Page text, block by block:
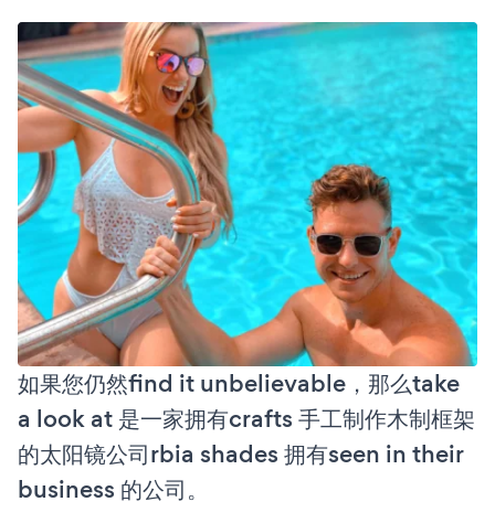
如果您仍然find it unbelievable，那么take
a look at 是一家拥有crafts 手工制作木制框架
的太阳镜公司rbia shades 拥有seen in their
business 的公司。